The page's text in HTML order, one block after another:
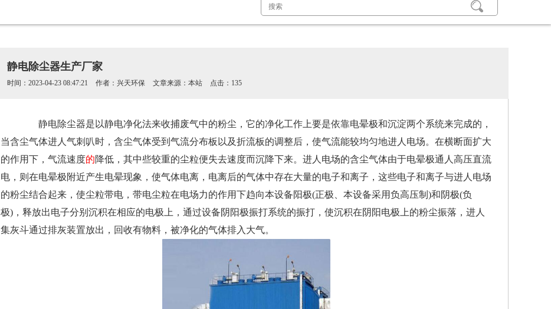
静电除尘器生产厂家
时间：2023-04-23 08:47:21 作者：兴天环保 文章来源：本站 点击：135
静电除尘器是以静电净化法来收捕废气中的粉尘，它的净化工作上要是依靠电晕极和沉淀两个系统来完成的，
当含尘气体进人气刺叭时，含尘气体受到气流分布板以及折流板的调整后，使气流能较均匀地进人电场。在横断面扩大
的作用下，气流速度的降低，其中些较重的尘粒便失去速度而沉降下来。进人电场的含尘气体由于电晕极通人高压直流
电，则在电晕极附近产生电晕现象，使气体电离，电离后的气体中存在大量的电子和离子，这些电子和离子与进人电场
的粉尘结合起来，使尘粒带电，带电尘粒在电场力的作用下趋向本设备阳极(正极、本设备采用负高压制)和阴极(负
极)，释放出电子分别沉积在相应的电极上，通过设备阴阳极振打系统的振打，使沉积在阴阳电极上的粉尘振落，进人
集灰斗通过排灰装置放出，回收有物料，被净化的气体排入大气。